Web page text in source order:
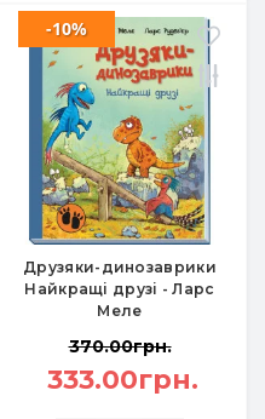
Друзяки-динозаврики
Найкращі друзі - Ларс
Меле
-10%
370.00грн.
333.00грн.